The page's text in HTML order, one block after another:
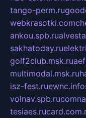
tango-perm.ru
webkrasotki.com
ankou.spb.ru
sakhatoday.ru
golf2club.msk.ru
multimodal.msk.ru
isz-fest.ruewnc.info
volnav.spb.ru
tesiaes.ru